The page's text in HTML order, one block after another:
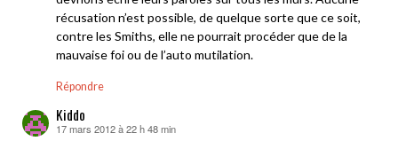
récusation n’est possible, de quelque sorte que ce soit,
contre les Smiths, elle ne pourrait procéder que de la
mauvaise foi ou de l’auto mutilation.
Répondre
Kiddo
dit :
17 mars 2012 à 22 h 48 min